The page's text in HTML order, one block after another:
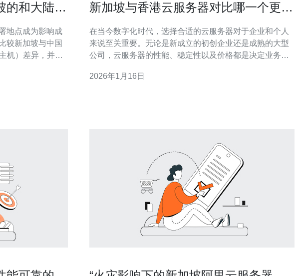
的和大陆区
地点成为影响成
较新加坡与中国
机）差异，并结
国大陆与新加坡
新加坡与香港云服务器对比哪一个更适
在当今数字化时代，选择合适的云服务器对于企业和个人
来说至关重要。无论是新成立的初创企业还是成熟的大型
公司，云服务器的性能、稳定性以及价格都是决定业务成
器，帮助您找到适合您需求的最佳选择。我们将分析两者
2026年1月16日